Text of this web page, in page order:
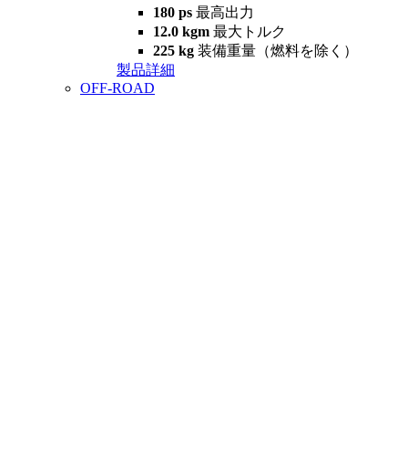
180 ps 最高出力
12.0 kgm 最大トルク
225 kg 装備重量（燃料を除く）
製品詳細
OFF-ROAD